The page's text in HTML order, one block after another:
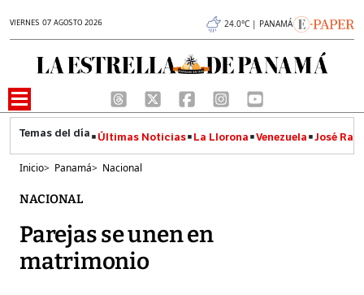
VIERNES 07 AGOSTO 2026 24.0°C | PANAMÁ
Últimas Noticias La Llorona Venezuela José
Inicio> Panamá> Nacional
NACIONAL
Parejas se unen en
matrimonio